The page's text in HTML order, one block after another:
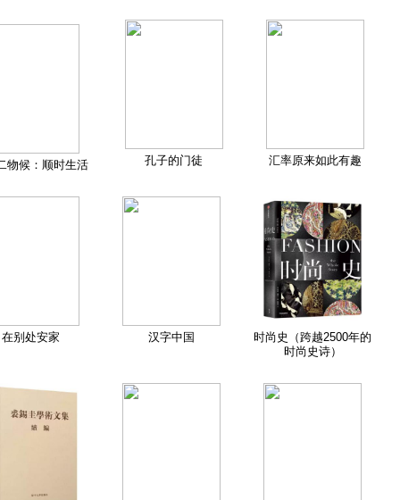
物候：顺时生活 孔子的门徒 汇率原来如此有趣
在别处安家 汉字中国
时尚史（跨越2500年的
时尚史诗）